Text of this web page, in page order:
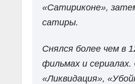
«Сатириконе»,
сатиры.
Снялся более чем в
фильмах и сериалах.
«Ликвидация»,